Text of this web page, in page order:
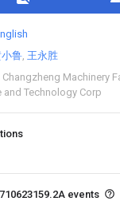
鲁 王永胜
Changzheng Machinery
Technology Corp
events